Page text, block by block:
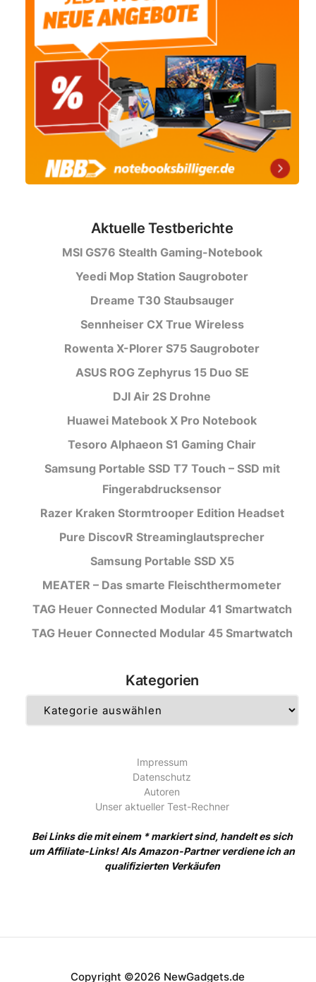
Aktuelle Testberichte
MSI GS76 Stealth Gaming-Notebook
Yeedi Mop Station Saugroboter
Dreame T30 Staubsauger
Sennheiser CX True Wireless
Rowenta X-Plorer S75 Saugroboter
ASUS ROG Zephyrus 15 Duo SE
DJI Air 2S Drohne
Huawei Matebook X Pro Notebook
Tesoro Alphaeon S1 Gaming Chair
Samsung Portable SSD T7 Touch – SSD mit
Fingerabdrucksensor
Razer Kraken Stormtrooper Edition Headset
Pure DiscovR Streaminglautsprecher
Samsung Portable SSD X5
MEATER – Das smarte Fleischthermometer
TAG Heuer Connected Modular 41 Smartwatch
TAG Heuer Connected Modular 45 Smartwatch
Kategorien
Impressum
Datenschutz
Autoren
Unser aktueller Test-Rechner
Bei Links die mit einem * markiert sind, handelt es sich
um Affiliate-Links! Als Amazon-Partner verdiene ich an
qualifizierten Verkäufen
Copyright ©2026 NewGadgets.de